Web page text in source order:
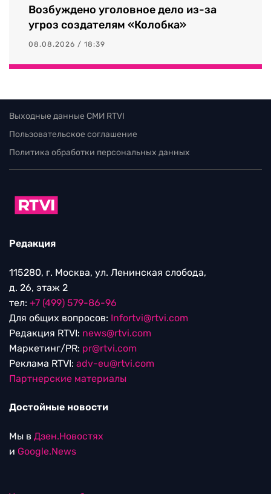
Возбуждено уголовное дело из-за
угроз создателям «Колобка»
08.08.2026 / 18:39
Выходные данные СМИ RTVI
Пользовательское соглашение
Политика обработки персональных данных
Редакция
115280, г. Москва, ул. Ленинская слобода,
д. 26, этаж 2
тел: +7 (499) 579-86-96
Для общих вопросов: Infortvi@rtvi.com
Редакция RTVI: news@rtvi.com
Маркетинг/PR: pr@rtvi.com
Реклама RTVI: adv-eu@rtvi.com
Партнерские материалы
Достойные новости
Мы в Дзен.Новостях
и Google.News